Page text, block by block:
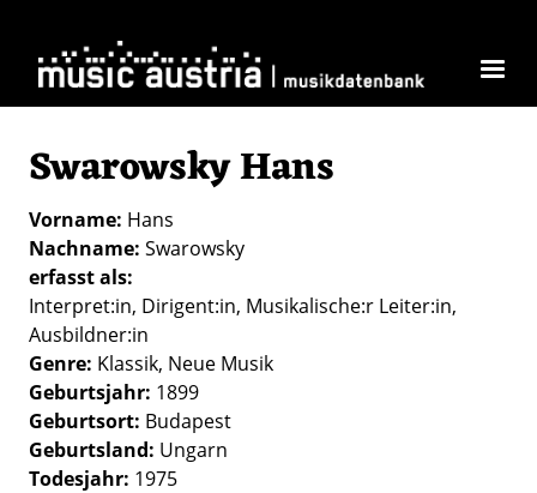
Swarowsky Hans
Vorname Hans
Nachname Swarowsky
erfasst als
Interpret:in Dirigent:in Musikalische:r Leiter:in
Ausbildner:in
Genre Klassik Neue Musik
Geburtsjahr 1899
Geburtsort Budapest
Geburtsland Ungarn
Todesjahr 1975